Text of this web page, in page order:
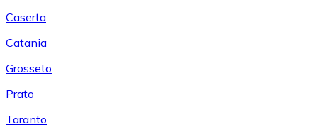
Caserta
Catania
Grosseto
Prato
Taranto